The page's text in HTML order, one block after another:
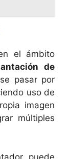
el ámbito
de
pasar por
uso de
imagen
múltiples
puede